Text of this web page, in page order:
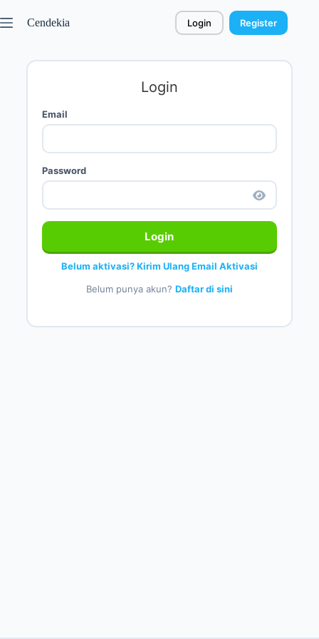
Cendekia Login Register
Login
Email
Password
Login
Belum aktivasi? Kirim Ulang Email Aktivasi
Belum punya akun? Daftar di sini